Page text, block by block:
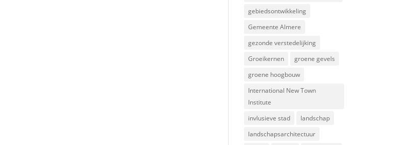
gebiedsontwikkeling
Gemeente Almere
gezonde verstedelijking
Groeikernen
groene gevels
groene hoogbouw
International New Town
Institute
invlusieve stad
landschap
landschapsarchitectuur